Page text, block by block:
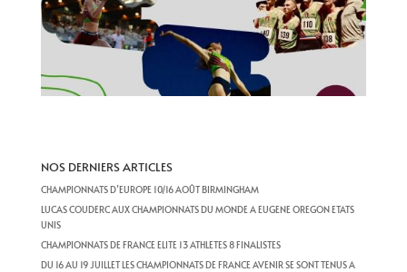
NOS DERNIERS ARTICLES
CHAMPIONNATS D’EUROPE 10/16 AOÛT BIRMINGHAM
LUCAS COUDERC AUX CHAMPIONNATS DU MONDE A EUGENE OREGON ETATS
UNIS
CHAMPIONNATS DE FRANCE ELITE 13 ATHLETES 8 FINALISTES
DU 16 AU 19 JUILLET LES CHAMPIONNATS DE FRANCE AVENIR SE SONT TENUS A